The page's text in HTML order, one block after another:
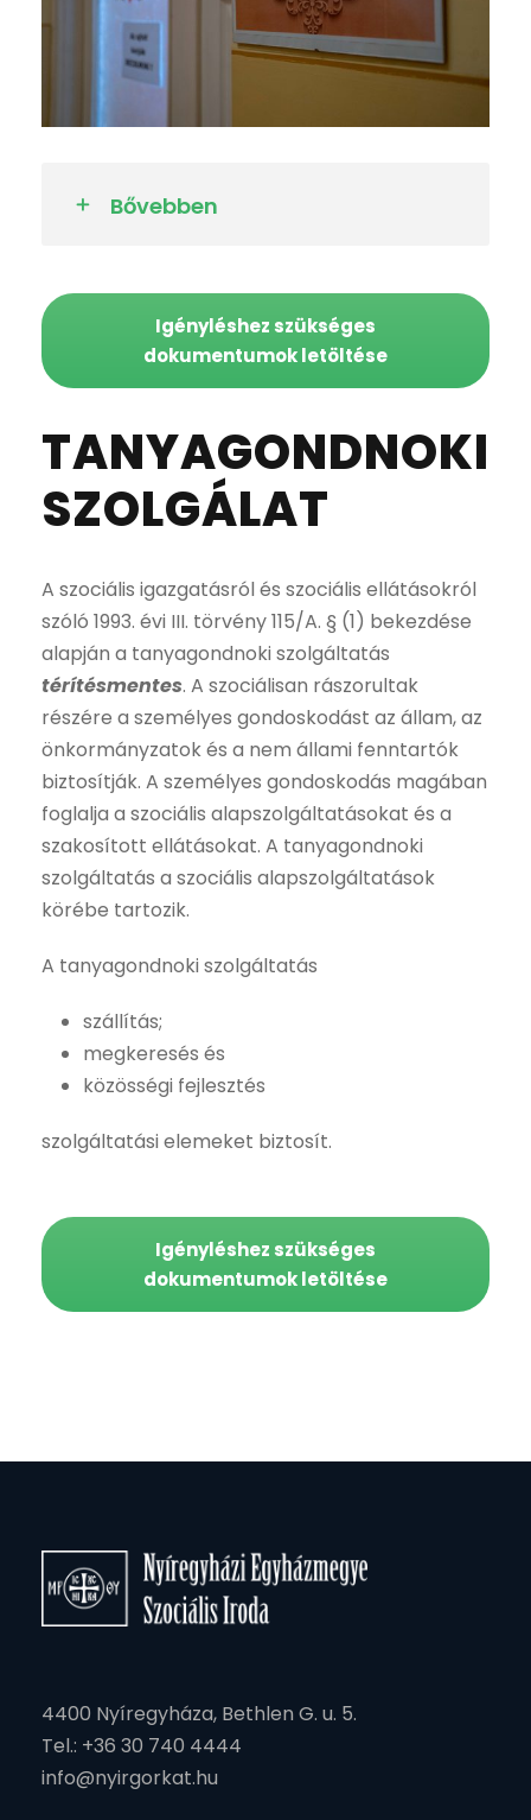
Bővebben
Igényléshez szükséges
dokumentumok letöltése
TANYAGONDNOKI
SZOLGÁLAT
A szociális igazgatásról és szociális ellátásokról
szóló 1993. évi III. törvény 115/A. § (1) bekezdése
alapján a tanyagondnoki szolgáltatás
térítésmentes. A szociálisan rászorultak
részére a személyes gondoskodást az állam, az
önkormányzatok és a nem állami fenntartók
biztosítják. A személyes gondoskodás magában
foglalja a szociális alapszolgáltatásokat és a
szakosított ellátásokat. A tanyagondnoki
szolgáltatás a szociális alapszolgáltatások
körébe tartozik.
A tanyagondnoki szolgáltatás
szállítás;
megkeresés és
közösségi fejlesztés
szolgáltatási elemeket biztosít.
Igényléshez szükséges
dokumentumok letöltése
4400 Nyíregyháza, Bethlen G. u. 5.
Tel.: +36 30 740 4444
info@nyirgorkat.hu